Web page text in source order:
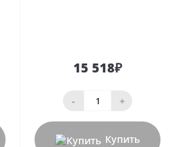
15 518₽
- +
Купить